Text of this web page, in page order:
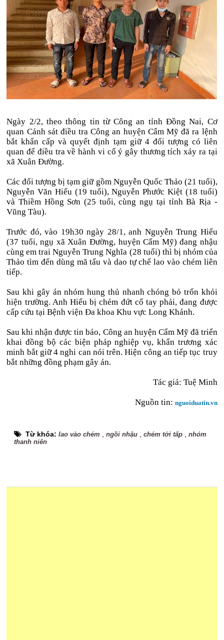
Ngày 2/2, theo thông tin từ Công an tỉnh Đồng Nai, Cơ
quan Cảnh sát điều tra Công an huyện Cẩm Mỹ đã ra lệnh
bắt khẩn cấp và quyết định tạm giữ 4 đối tượng có liên
quan để điều tra về hành vi cố ý gây thương tích xảy ra tại
xã Xuân Đường.
Các đối tượng bị tạm giữ gồm Nguyễn Quốc Thảo (21 tuổi),
Nguyễn Văn Hiếu (19 tuổi), Nguyễn Phước Kiệt (18 tuổi)
và Thiềm Hồng Sơn (25 tuổi, cùng ngụ tại tỉnh Bà Rịa -
Vũng Tàu).
Trước đó, vào 19h30 ngày 28/1, anh Nguyễn Trung Hiếu
(37 tuổi, ngụ xã Xuân Đường, huyện Cẩm Mỹ) đang nhậu
cùng em trai Nguyễn Trung Nghĩa (28 tuổi) thì bị nhóm của
Thảo tìm đến dùng mã tấu và dao tự chế lao vào chém liên
tiếp.
Sau khi gây án nhóm hung thủ nhanh chóng bỏ trốn khỏi
hiện trường. Anh Hiếu bị chém đứt cổ tay phải, đang được
cấp cứu tại Bệnh viện Đa khoa Khu vực Long Khánh.
Sau khi nhận được tin báo, Công an huyện Cẩm Mỹ đã triển
khai đồng bộ các biện pháp nghiệp vụ, khẩn trương xác
minh bắt giữ 4 nghi can nói trên. Hiện công an tiếp tục truy
bắt những đồng phạm gây án.
Tác giả: Tuệ Minh
Nguồn tin: nguoiduatin.vn
Từ khóa:lao vào chém ,ngồi nhậu ,chém tới tấp ,nhóm
thanh niên